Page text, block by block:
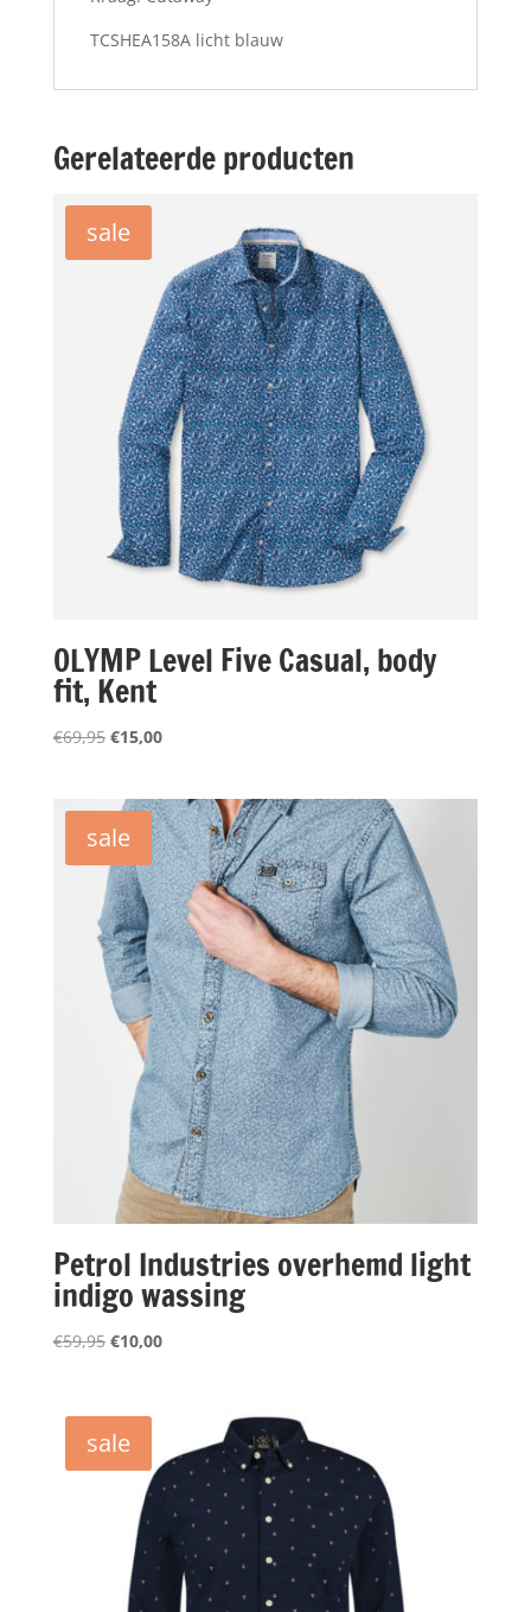
TCSHEA158A licht blauw
Gerelateerde producten
sale
OLYMP Level Five Casual, body
fit, Kent
€69,95 Oorspronkelijke
€69,95.
€15,00Huidige
€15,00.
sale
Petrol Industries overhemd light
indigo wassing
€59,95 Oorspronkelijke
€59,95.
€10,00Huidige
sale